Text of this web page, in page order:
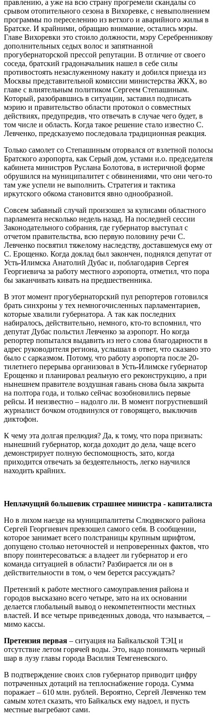
правлению, а уже на всю страну прогремели скандалы со
срывом отопительного сезона в Вихоревке, с невыполнением
программы по переселению из ветхого и аварийного жилья в
Братске. И крайними, обращаю внимание, остались мэры.
Главе Вихоревки это стоило должности, мэру Серебренникову
дополнительных седых волос и запятнанной
прогубернаторской прессой репутации. В отличие от своего
соседа, братский градоначальник нашел в себе силы
противостоять незаслуженному накату и добился приезда из
Москвы представительной комиссии министерства ЖКХ, во
главе с влиятельным политиком Сергеем Степашиным.
Который, разобравшись в ситуации, заставил подписать
мэрию и правительство области протокол о совместных
действиях, предупредив, что отвечать в случае чего будет, в
том числе и область. Когда такое решение стало известно С.
Левченко, предсказуемо последовала традиционная реакция.
Только самолет со Степашиным оторвался от взлетной полосы
Братского аэропорта, как Серый дом, устами и.о. председателя
кабинета министров Руслана Болотова, в истеричной форме
обрушился на муниципалитет с обвинениями, что они чего-то
там уже успели не выполнить. Стратегия и тактика
иркутского обкома становится явно однообразной.
Совсем забавный случай произошел за кулисами областного
парламента несколько недель назад. На последней сессии
Законодательного собрания, где губернатор выступал с
отчетом правительства, всю первую половину речи С.
Левченко посвятил тяжелому наследству, доставшемуся ему от
С. Ерощенко. Когда доклад был закончен, поднялся депутат от
Усть-Илимска Анатолий Дубас и, поблагодарив Сергея
Георгиевича за работу местного аэропорта, отметил, что пора
бы заканчивать кивать на предшественника.
В этот момент прогубернаторский пул репортеров готовился
брать синхроны у тех немногочисленных парламентариев,
которые хвалили губернатора. А так как последних
набиралось, действительно, немного, кто-то вспомнил, что
депутат Дубас польстил Левченко за аэропорт. Но когда
репортер попытался выдавить из него слова благодарности в
адрес руководителя региона, услышал в ответ, что сказано это
было с сарказмом. Потому, что работу аэропорта после 20-
тилетнего перерыва организовал в Усть-Илимске губернатор
Ерощенко и планировал реальную его реконструкцию, а при
нынешнем правителе воздушная гавань снова была закрыта
на полтора года, и только сейчас возобновились первые
рейсы. И неизвестно – надолго ли. В момент погрустневший
журналист бочком отодвинулся от говорящего, выключив
диктофон.
К чему эта долгая прелюдия? Да, к тому, что пора признать:
нынешний губернатор, когда доходит до дела, чаще всего
демонстрирует полную беспомощность, зато, когда
приходится отвечать за бездеятельность, легко научился
находить крайних.
Неплачущий большевик страшнее министра - капиталиста
Но в лихом наезде на муниципалитеты Слюдянского района
Сергей Георгиевич превзошел самого себя. В сообщении,
которое занимает всего полстраницы крупным шрифтом,
допущено столько неточностей и непроверенных фактов, что
впору поинтересоваться: а владеет ли губернатор и его
команда ситуацией в области? Разбирается ли он в
действительности в том, о чем берется рассуждать?
Претензий к работе местного самоуправления района и
городов высказано всего четыре, зато на их основании
делается глобальный вывод о некомпетентности местных
властей. И все четыре приведенных довода, что называется, –
мимо кассы.
Претензия первая – ситуация на Байкальской ТЭЦ и
отсутствие летом горячей воды. Это, надо понимать черный
шар в лузу главы города Василия Темгеневского.
В подтверждение своих слов губернатор приводит цифру
потраченных дотаций на теплоснабжение города. Сумма
поражает – 610 млн. рублей. Вероятно, Сергей Левченко тем
самым хотел сказать, что Байкальск ему надоел, и пусть
местные выгребают сами.